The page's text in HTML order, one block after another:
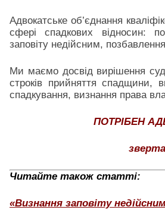
Адвокатське об’єднання
сфері спадкових відносин:
заповіту недійсним,
Ми маємо досвід вирішення
строків прийняття спадщини,
спадкування, визнання права
ПОТРІБЕН
Читайте також статті:
«Визнання заповіту